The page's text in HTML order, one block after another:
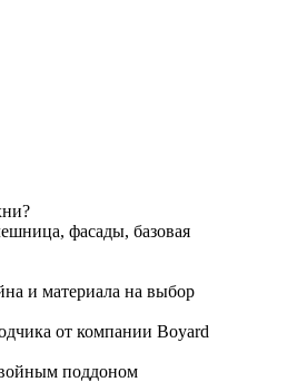
фасады, базовая
и материала на выбор
от компании Boyard
поддоном